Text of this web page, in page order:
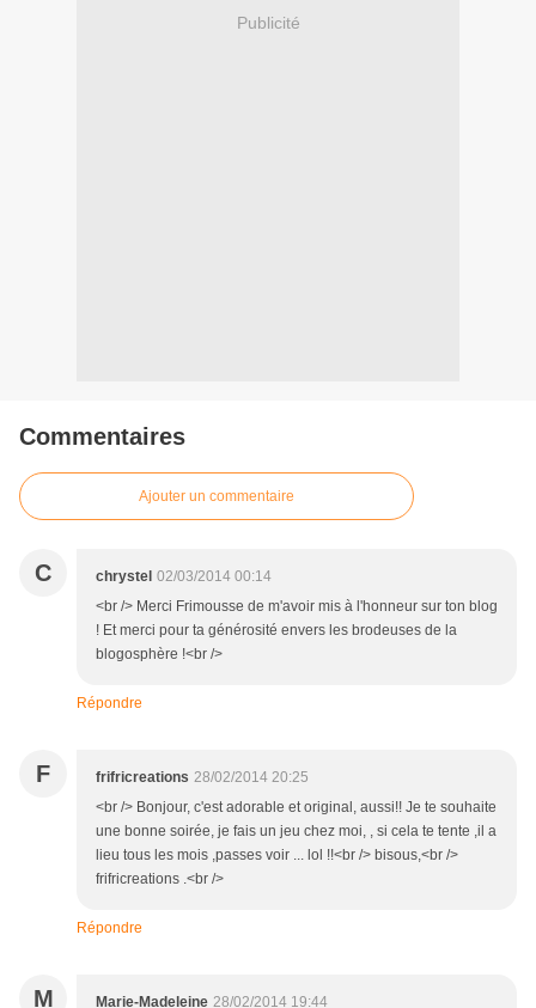
Publicité
Commentaires
Ajouter un commentaire
C chrystel 02/03/2014 00:14
<br /> Merci Frimousse de m'avoir mis à l'honneur sur ton blog
! Et merci pour ta générosité envers les brodeuses de la
blogosphère !<br />
Répondre
F frifricreations 28/02/2014 20:25
<br /> Bonjour, c'est adorable et original, aussi!! Je te souhaite
une bonne soirée, je fais un jeu chez moi, , si cela te tente ,il a
lieu tous les mois ,passes voir ... lol !!<br /> bisous,<br />
frifricreations .<br />
Répondre
M Marie-Madeleine 28/02/2014 19:44